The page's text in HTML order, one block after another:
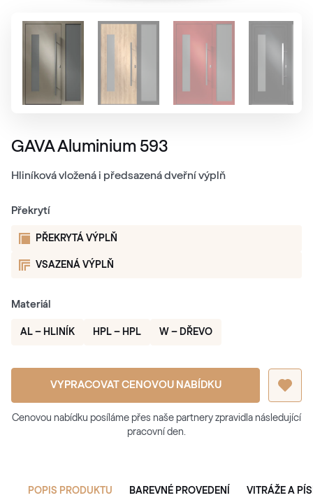
GAVA Aluminium 593
Hliníková vložená i předsazená dveřní výplň
Překrytí
PŘEKRYTÁ VÝPLŇ
VSAZENÁ VÝPLŇ
Materiál
AL – HLINÍK HPL – HPL W – DŘEVO
VYPRACOVAT CENOVOU NABÍDKU
Cenovou nabídku posíláme přes naše partnery zpravidla následující
pracovní den.
POPIS PRODUKTU BAREVNÉ PROVEDENÍ VITRÁŽE A